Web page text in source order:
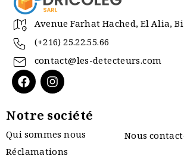
Avenue Farhat Hached, El Alia,
(+216) 25.22.55.66
contact@les-detecteurs.com
Notre société
Qui sommes nous
Nous
Réclamations